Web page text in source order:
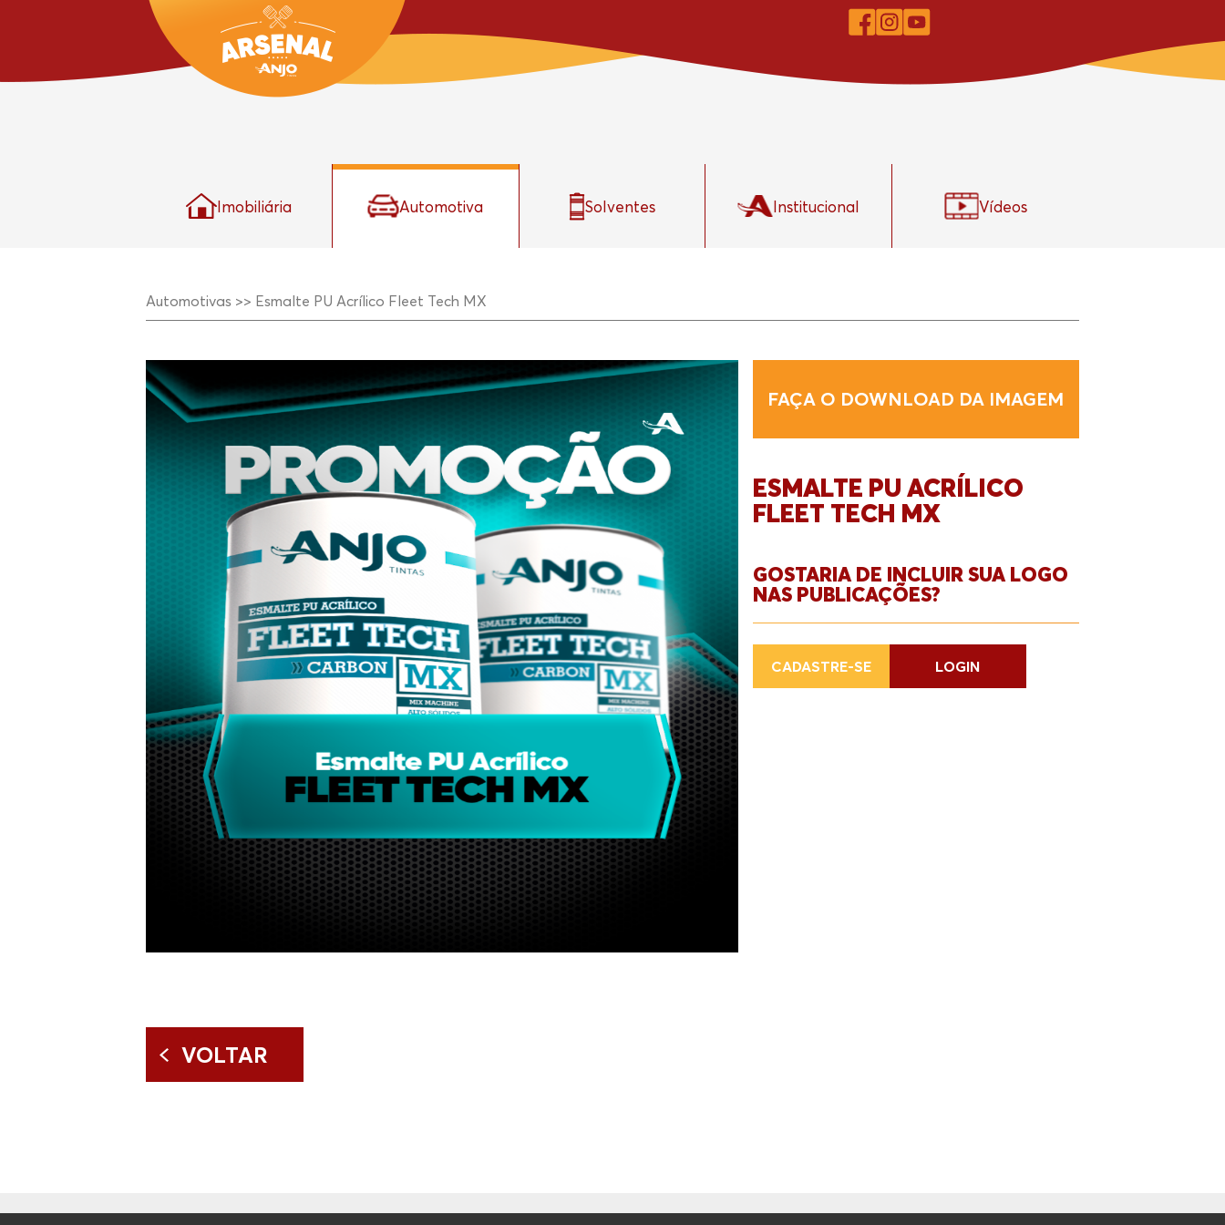
Imobiliária Automotiva Solventes Institucional Vídeos
Automotivas >> Esmalte PU Acrílico Fleet Tech MX
FAÇA O DOWNLOAD DA IMAGEM
ESMALTE PU ACRÍLICO
FLEET TECH MX
GOSTARIA DE INCLUIR SUA LOGO
NAS PUBLICAÇÕES?
CADASTRE-SE LOGIN
VOLTAR